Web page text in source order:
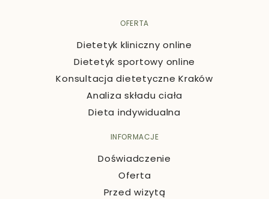
OFERTA
Dietetyk kliniczny online
Dietetyk sportowy online
Konsultacja dietetyczne Kraków
Analiza składu ciała
Dieta indywidualna
INFORMACJE
Doświadczenie
Oferta
Przed wizytą